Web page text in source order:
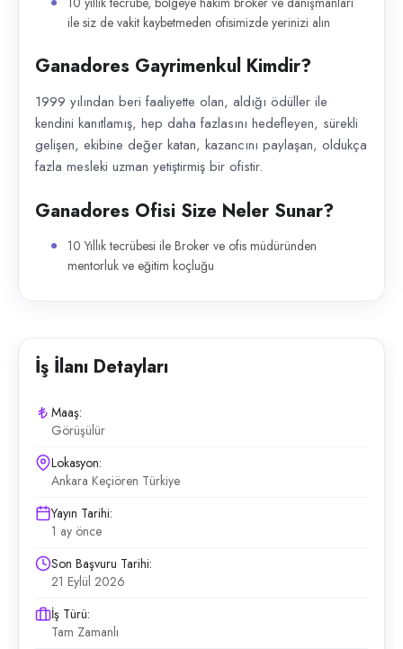
ile siz de vakit kaybetmeden ofisimizde yerinizi alın
Ganadores Gayrimenkul Kimdir?
1999 yılından beri faaliyette olan, aldığı ödüller ile
kendini kanıtlamış, hep daha fazlasını hedefleyen, sürekli
gelişen, ekibine değer katan, kazancını paylaşan, oldukça
fazla mesleki uzman yetiştirmiş bir ofistir.
Ganadores Ofisi Size Neler Sunar?
10 Yıllık tecrübesi ile Broker ve ofis müdüründen
mentorluk ve eğitim koçluğu
İş İlanı Detayları
Maaş:
Görüşülür
Lokasyon:
Ankara Keçiören Türkiye
Yayın Tarihi:
1 ay önce
Son Başvuru Tarihi:
21 Eylül 2026
İş Türü:
Tam Zamanlı